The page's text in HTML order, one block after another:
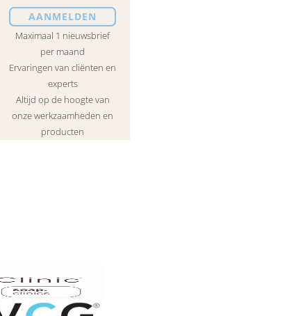
Maximaal 1 nieuwsbrief
per maand
Ervaringen van cliënten en
experts
Altijd op de hoogte van
onze werkzaamheden en
producten